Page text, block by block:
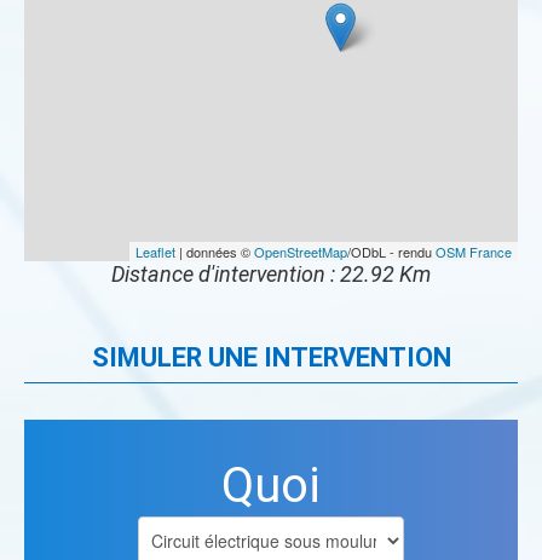
Leaflet | données ©OpenStreetMap/ODbL - renduOSM France
Distance d'intervention : 22.92 Km
SIMULER UNE INTERVENTION
Quoi